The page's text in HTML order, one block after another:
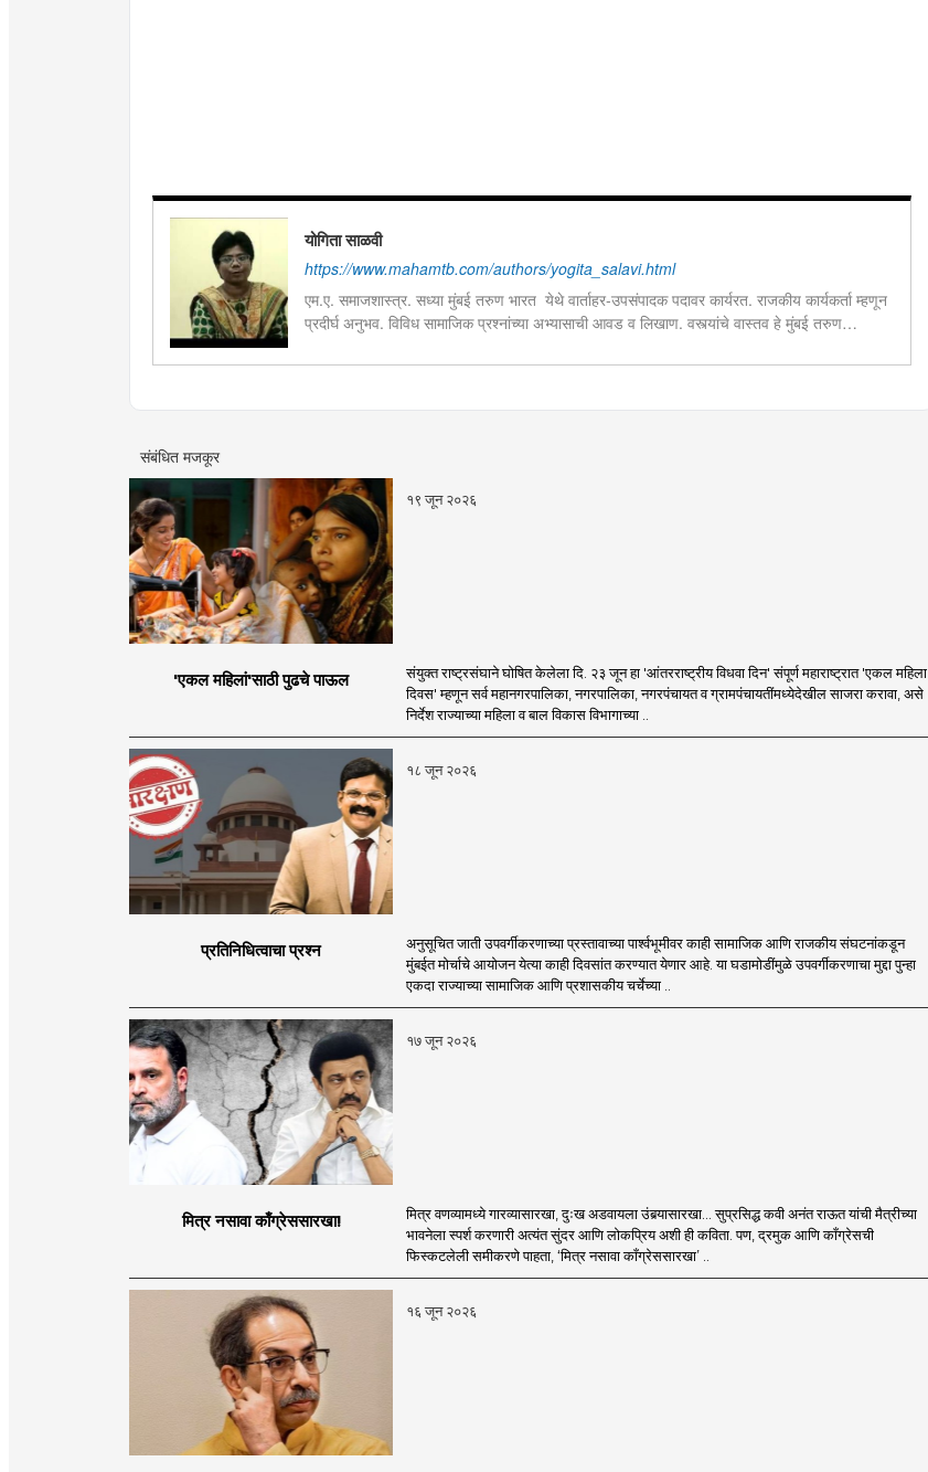
योगिता साळवी
https://www.mahamtb.com/authors/yogita_salavi.html
एम.ए. समाजशास्त्र. सध्या मुंबई तरुण भारत येथे वार्ताहर-उपसंपादक पदावर कार्यरत. राजकीय कार्यकर्ता म्हणून
प्रदीर्घ अनुभव. विविध सामाजिक प्रश्‍नांच्या अभ्यासाची आवड व लिखाण. वस्त्यांचे वास्तव हे मुंबई तरुण
संबंधित मजकूर
१९ जून २०२६
'एकल महिलां'साठी पुढचे पाऊल
संयुक्त राष्ट्रसंघाने घोषित केलेला दि. २३ जून हा 'आंतरराष्ट्रीय विधवा दिन' संपूर्ण महाराष्ट्रात 'एकल महिला
दिवस' म्हणून सर्व महानगरपालिका, नगरपालिका, नगरपंचायत व ग्रामपंचायतींमध्येदेखील साजरा करावा, असे
निर्देश राज्याच्या महिला व बाल विकास विभागाच्या ..
१८ जून २०२६
प्रतिनिधित्वाचा प्रश्न
अनुसूचित जाती उपवर्गीकरणाच्या प्रस्तावाच्या पार्श्वभूमीवर काही सामाजिक आणि राजकीय संघटनांकडून
मुंबईत मोर्चाचे आयोजन येत्या काही दिवसांत करण्यात येणार आहे. या घडामोडींमुळे उपवर्गीकरणाचा मुद्दा पुन्हा
एकदा राज्याच्या सामाजिक आणि प्रशासकीय चर्चेच्या ..
१७ जून २०२६
मित्र नसावा काँग्रेससारखा!
मित्र वणव्यामध्ये गारव्यासारखा, दुःख अडवायला उंबर्‍यासारखा... सुप्रसिद्ध कवी अनंत राऊत यांची मैत्रीच्या
भावनेला स्पर्श करणारी अत्यंत सुंदर आणि लोकप्रिय अशी ही कविता. पण, द्रमुक आणि काँग्रेसची
फिस्कटलेली समीकरणे पाहता, ‘मित्र नसावा काँग्रेससारखा’ ..
१६ जून २०२६